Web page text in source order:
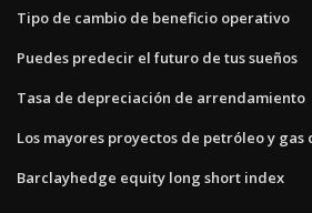
Tipo de cambio de beneficio operativo
Puedes predecir el futuro de tus sueños
Tasa de depreciación de arrendamiento
Los mayores proyectos de petróleo y gas
Barclayhedge equity long short index